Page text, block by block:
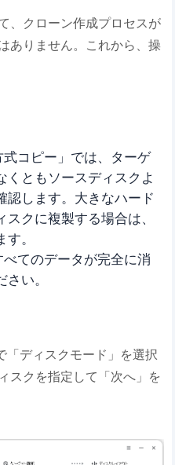
、クローン作成プロセスが
ありません。これから、操
式コピー」では、ターゲ
くともソースディスクよ
認します。大きなハード
クに複製する場合は、
。
てのデータが完全に消
い。
「ディスクモード」を選択
スクを指定して「次へ」を